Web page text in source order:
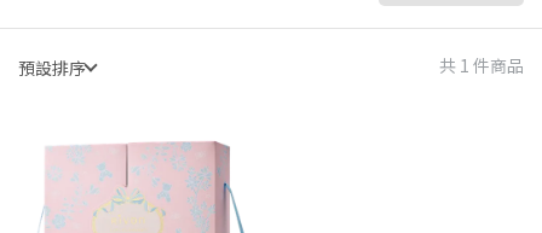
預設排序 共 1 件商品